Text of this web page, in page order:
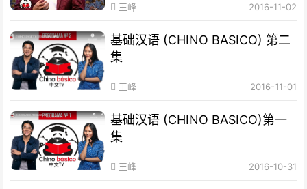
王峰 2016-11-02
基础汉语 (CHINO BASICO) 第二
集
王峰 2016-11-01
基础汉语 (CHINO BASICO)第一
集
王峰 2016-10-31